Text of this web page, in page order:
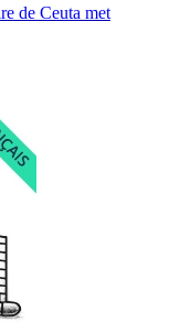
de Ceuta met